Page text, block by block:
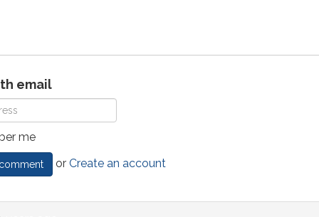
email
me
orCreate an account